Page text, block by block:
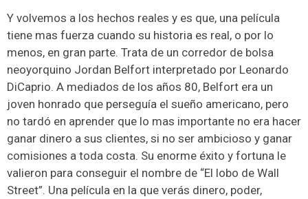
Y volvemos a los hechos reales y es que, una película
tiene mas fuerza cuando su historia es real, o por lo
menos, en gran parte. Trata de un corredor de bolsa
neoyorquino Jordan Belfort interpretado por Leonardo
DiCaprio. A mediados de los años 80, Belfort era un
joven honrado que perseguía el sueño americano, pero
no tardó en aprender que lo mas importante no era hacer
ganar dinero a sus clientes, si no ser ambicioso y ganar
comisiones a toda costa. Su enorme éxito y fortuna le
valieron para conseguir el nombre de “El lobo de Wall
Street”. Una película en la que verás dinero, poder,